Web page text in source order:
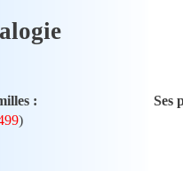
:
Ses
)